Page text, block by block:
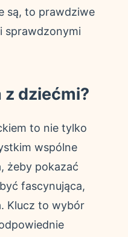
są, to prawdziwe
sprawdzonymi
z dziećmi?
to nie tylko
wspólne
żeby pokazać
fascynująca,
Klucz to wybór